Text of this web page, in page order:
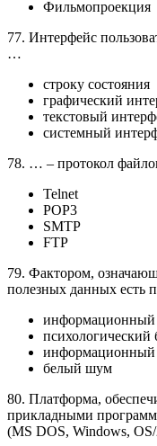
Фильмопроекция
77. Интерфейс
…
строку состояния
графический
текстовый
системный
78. … – протокол
Telnet
POP3
SMTP
FTP
79. Фактором,
полезных данных есть
информационный
психологический
белый шум
80. Платформа,
прикладными
(MS DOS, Windows,